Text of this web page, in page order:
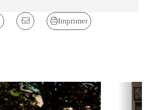
Imprimer